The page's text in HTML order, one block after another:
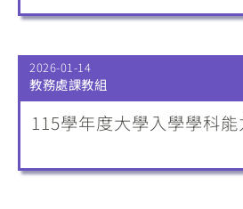
2026-01-14
教務處課教組
115學年度大學入學學科能